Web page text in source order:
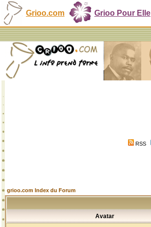
Grioo.com Grioo Pour Elle
RSS
grioo.com Index du Forum
Avatar